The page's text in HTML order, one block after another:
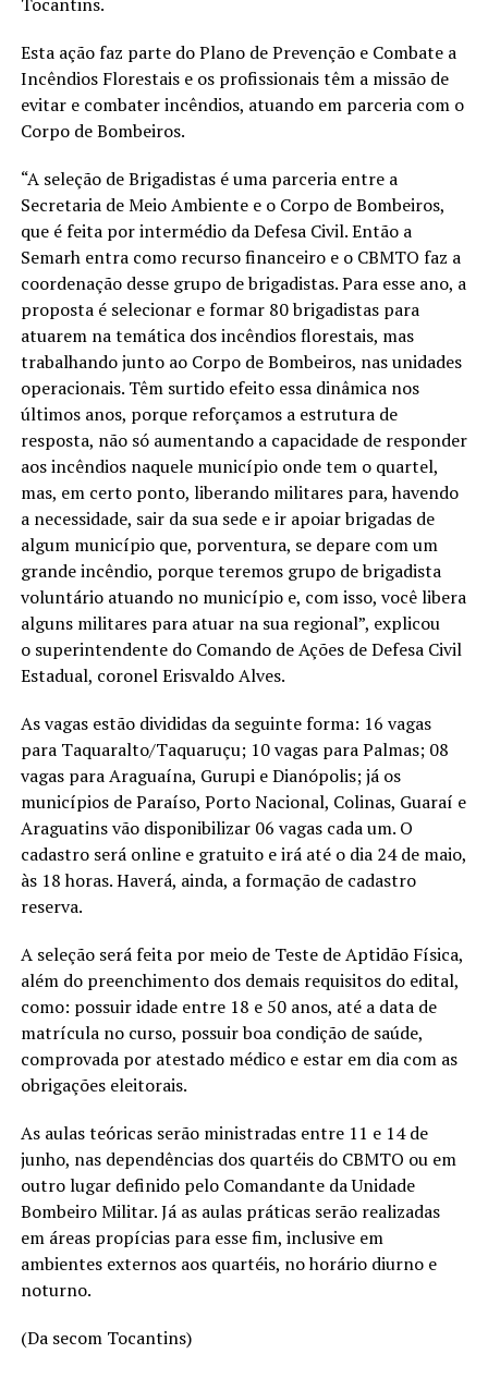
Esta ação faz parte do Plano de Prevenção e Combate a
Incêndios Florestais e os profissionais têm a missão de
evitar e combater incêndios, atuando em parceria com o
Corpo de Bombeiros.
“A seleção de Brigadistas é uma parceria entre a
Secretaria de Meio Ambiente e o Corpo de Bombeiros,
que é feita por intermédio da Defesa Civil. Então a
Semarh entra como recurso financeiro e o CBMTO faz a
coordenação desse grupo de brigadistas. Para esse ano, a
proposta é selecionar e formar 80 brigadistas para
atuarem na temática dos incêndios florestais, mas
trabalhando junto ao Corpo de Bombeiros, nas unidades
operacionais. Têm surtido efeito essa dinâmica nos
últimos anos, porque reforçamos a estrutura de
resposta, não só aumentando a capacidade de responder
aos incêndios naquele município onde tem o quartel,
mas, em certo ponto, liberando militares para, havendo
a necessidade, sair da sua sede e ir apoiar brigadas de
algum município que, porventura, se depare com um
grande incêndio, porque teremos grupo de brigadista
voluntário atuando no município e, com isso, você libera
alguns militares para atuar na sua regional”, explicou
o superintendente do Comando de Ações de Defesa Civil
Estadual, coronel Erisvaldo Alves.
As vagas estão divididas da seguinte forma: 16 vagas
para Taquaralto/Taquaruçu; 10 vagas para Palmas; 08
vagas para Araguaína, Gurupi e Dianópolis; já os
municípios de Paraíso, Porto Nacional, Colinas, Guaraí e
Araguatins vão disponibilizar 06 vagas cada um. O
cadastro será online e gratuito e irá até o dia 24 de maio,
às 18 horas. Haverá, ainda, a formação de cadastro
reserva.
A seleção será feita por meio de Teste de Aptidão Física,
além do preenchimento dos demais requisitos do edital,
como: possuir idade entre 18 e 50 anos, até a data de
matrícula no curso, possuir boa condição de saúde,
comprovada por atestado médico e estar em dia com as
obrigações eleitorais.
As aulas teóricas serão ministradas entre 11 e 14 de
junho, nas dependências dos quartéis do CBMTO ou em
outro lugar definido pelo Comandante da Unidade
Bombeiro Militar. Já as aulas práticas serão realizadas
em áreas propícias para esse fim, inclusive em
ambientes externos aos quartéis, no horário diurno e
noturno.
(Da secom Tocantins)